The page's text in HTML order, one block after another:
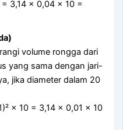
3,14 × 0,04 × 10 =
volume rongga dari
yang sama dengan jari-
jika diameter dalam 20
× 10 = 3,14 × 0,01 × 10